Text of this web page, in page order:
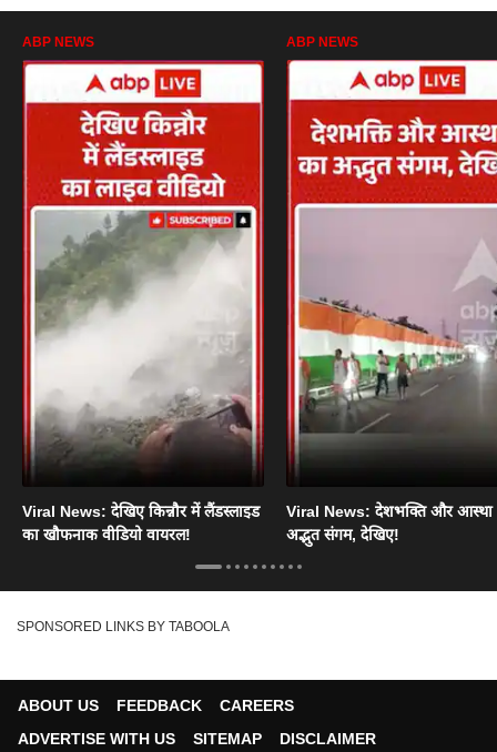
ABP NEWS
Viral News: देखिए किन्नौर में लैंडस्लाइड
का खौफनाक वीडियो वायरल!
ABP NEWS
Viral News: देशभक्ति और आस्था
अद्भुत संगम, देखिए!
SPONSORED LINKS BY TABOOLA
ABOUT US FEEDBACK
CAREERS
ADVERTISE WITH US
SITEMAP DISCLAIMER